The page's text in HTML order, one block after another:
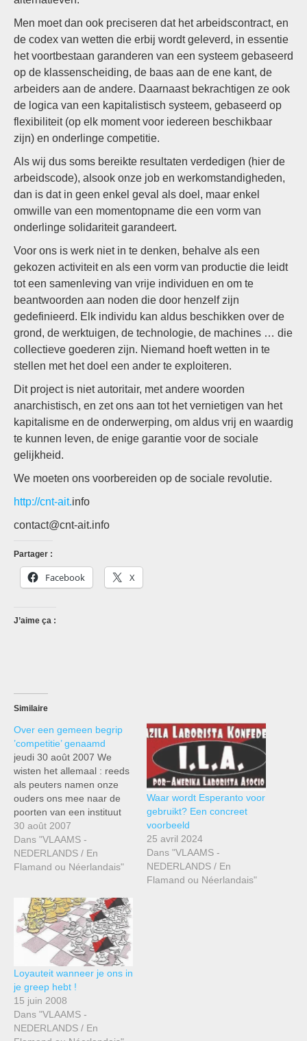
Men moet dan ook preciseren dat het arbeidscontract, en
de codex van wetten die erbij wordt geleverd, in essentie
het voortbestaan garanderen van een systeem gebaseerd
op de klassenscheiding, de baas aan de ene kant, de
arbeiders aan de andere. Daarnaast bekrachtigen ze ook
de logica van een kapitalistisch systeem, gebaseerd op
flexibiliteit (op elk moment voor iedereen beschikbaar
zijn) en onderlinge competitie.
Als wij dus soms bereikte resultaten verdedigen (hier de
arbeidscode), alsook onze job en werkomstandigheden,
dan is dat in geen enkel geval als doel, maar enkel
omwille van een momentopname die een vorm van
onderlinge solidariteit garandeert.
Voor ons is werk niet in te denken, behalve als een
gekozen activiteit en als een vorm van productie die leidt
tot een samenleving van vrije individuen en om te
beantwoorden aan noden die door henzelf zijn
gedefinieerd. Elk individu kan aldus beschikken over de
grond, de werktuigen, de technologie, de machines … die
collectieve goederen zijn. Niemand hoeft wetten in te
stellen met het doel een ander te exploiteren.
Dit project is niet autoritair, met andere woorden
anarchistisch, en zet ons aan tot het vernietigen van het
kapitalisme en de onderwerping, om aldus vrij en waardig
te kunnen leven, de enige garantie voor de sociale
gelijkheid.
We moeten ons voorbereiden op de sociale revolutie.
http://cnt-ait.info
contact@cnt-ait.info
Partager :
Facebook X
J’aime ça :
Similaire
Over een gemeen begrip
’competitie’ genaamd
jeudi 30 août 2007 We
wisten het allemaal : reeds
als peuters namen onze
ouders ons mee naar de
poorten van een instituut
dat ons zou “opvangen”.
Op de leeftijd van drie kon
deze eerste vorm van
“verplichte
aantal klaarblijkelijk, er niet
door.…
30 août 2007
Dans "VLAAMS -
NEDERLANDS / En
Flamand ou Néerlandais"
Waar wordt Esperanto voor
gebruikt? Een concreet
voorbeeld
25 avril 2024
Dans "VLAAMS -
NEDERLANDS / En
Flamand ou Néerlandais"
Loyauteit wanneer je ons in
je greep hebt !
15 juin 2008
Dans "VLAAMS -
NEDERLANDS / En